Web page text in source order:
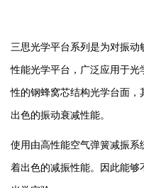
三思光学平台系列是为对振
性能光学平台，广泛应用于光
性的钢蜂窝芯结构光学台面
出色的振动衰减性能。
使用由高性能空气弹簧减振
着出色的减振性能。因此能